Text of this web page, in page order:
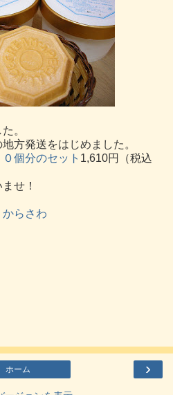
。
方発送をはじめました。
個分のセット 1,610円（税込
せ！
らさわ
›
ホーム